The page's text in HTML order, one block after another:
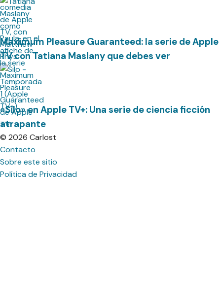
Maximum Pleasure Guaranteed: la serie de Apple
TV con Tatiana Maslany que debes ver
«Silo» en Apple TV+: Una serie de ciencia ficción
atrapante
© 2026 Carlost
Contacto
Sobre este sitio
Política de Privacidad